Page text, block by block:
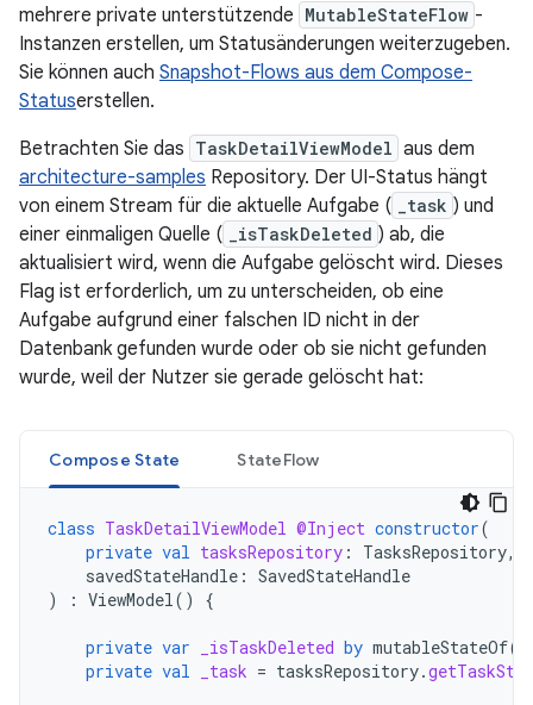
mehrere private unterstützende MutableStateFlow -
Instanzen erstellen, um Statusänderungen weiterzugeben.
Sie können auch Snapshot-Flows aus dem Compose-
Statuserstellen.
Betrachten Sie das TaskDetailViewModel aus dem
architecture-samples Repository. Der UI-Status hängt
von einem Stream für die aktuelle Aufgabe (
_task ) und
einer einmaligen Quelle (
_isTaskDeleted ) ab, die
aktualisiert wird, wenn die Aufgabe gelöscht wird. Dieses
Flag ist erforderlich, um zu unterscheiden, ob eine
Aufgabe aufgrund einer falschen ID nicht in der
Datenbank gefunden wurde oder ob sie nicht gefunden
wurde, weil der Nutzer sie gerade gelöscht hat:
Compose State StateFlow
class TaskDetailViewModel @Inject constructor(
private val tasksRepository : TasksRepository,
savedStateHandle : SavedStateHandle
)
: ViewModel () {
private var _isTaskDeleted by mutableStateOf(
private val _task = tasksRepository.